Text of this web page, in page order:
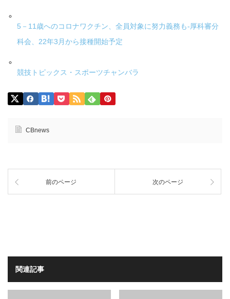
5－11歳へのコロナワクチン、全員対象に努力義務も-厚科審分
科会、22年3月から接種開始予定
競技トピックス・スポーツチャンバラ
CBnews
前のページ 次のページ
関連記事